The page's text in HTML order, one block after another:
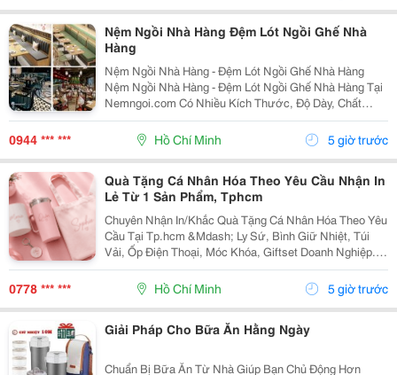
Nệm Ngồi Nhà Hàng Đệm Lót Ngồi Ghế Nhà
Hàng
Nệm Ngồi Nhà Hàng - Đệm Lót Ngồi Ghế Nhà Hàng
Nệm Ngồi Nhà Hàng - Đệm Lót Ngồi Ghế Nhà Hàng Tại
Nemngoi.com Có Nhiều Kích Thước, Độ Dày, Chất
Liệu, Màu Sắc Và Kiểu Dáng Để Lựa Chọn Theo Nhu
Cầu. Sản Phẩm Nhận Số Lượng Sỉ Lẻ, Đang Có Khuyến
Mãi, Ưu...
0944 *** *** Hồ Chí Minh 5 giờ trước
Quà Tặng Cá Nhân Hóa Theo Yêu Cầu Nhận In
Lẻ Từ 1 Sản Phẩm, Tphcm
Chuyên Nhận In/Khắc Quà Tặng Cá Nhân Hóa Theo Yêu
Cầu Tại Tp.hcm &Mdash; Ly Sứ, Bình Giữ Nhiệt, Túi
Vải, Ốp Điện Thoại, Móc Khóa, Giftset Doanh Nghiệp. -
Nhận In Lẻ Từ 1 Sản Phẩm, Không Bắt Số Lượng Tối
Thiểu - Khắc Tên, In Hình, In Logo Theo...
0778 *** *** Hồ Chí Minh 5 giờ trước
Giải Pháp Cho Bữa Ăn Hằng Ngày
Chuẩn Bị Bữa Ăn Từ Nhà Giúp Bạn Chủ Động Hơn